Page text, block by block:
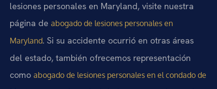
lesiones personales en Maryland, visite nuestra
página de abogado de lesiones personales en
Maryland. Si su accidente ocurrió en otras áreas
del estado, también ofrecemos representación
como abogado de lesiones personales en el condado de